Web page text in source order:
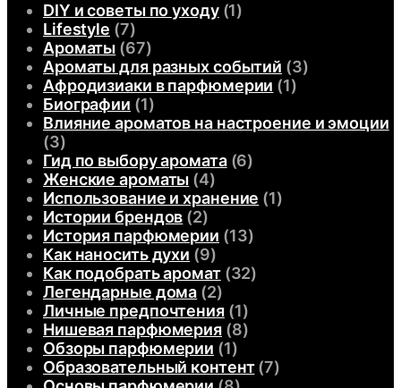
DIY и советы по уходу(1)
Lifestyle (7)
Ароматы (67)
Ароматы для разных событий (3)
Афродизиаки в парфюмерии (1)
Биографии (1)
Влияние ароматов на настроение и эмоции
(3)
Гид по выбору аромата(6)
Женские ароматы (4)
Использование и хранение (1)
Истории брендов (2)
История парфюмерии (13)
Как наносить духи (9)
Как подобрать аромат(32)
Легендарные дома (2)
Личные предпочтения(1)
Нишевая парфюмерия(8)
Обзоры парфюмерии (1)
Образовательный контент(7)